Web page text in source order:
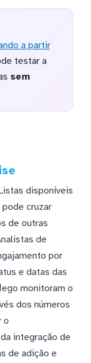
a partir
testar a
sem
disponíveis
cruzar
de outras
de
por
e datas das
monitoram o
dos números
o
integração de
de adição e